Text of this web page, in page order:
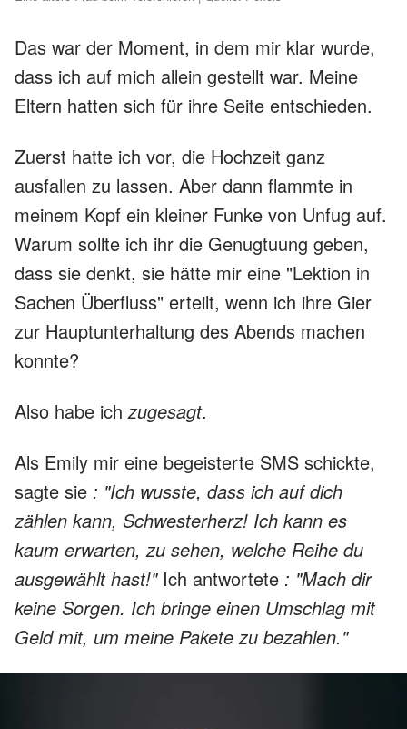
Das war der Moment, in dem mir klar wurde,
dass ich auf mich allein gestellt war. Meine
Eltern hatten sich für ihre Seite entschieden.
Zuerst hatte ich vor, die Hochzeit ganz
ausfallen zu lassen. Aber dann flammte in
meinem Kopf ein kleiner Funke von Unfug auf.
Warum sollte ich ihr die Genugtuung geben,
dass sie denkt, sie hätte mir eine "Lektion in
Sachen Überfluss" erteilt, wenn ich ihre Gier
zur Hauptunterhaltung des Abends machen
konnte?
Also habe ichzugesagt.
Als Emily mir eine begeisterte SMS schickte,
sagte sie : "Ich wusste, dass ich auf dich
zählen kann, Schwesterherz! Ich kann es
kaum erwarten, zu sehen, welche Reihe du
ausgewählt hast!"Ich antwortete : "Mach dir
keine Sorgen. Ich bringe einen Umschlag mit
Geld mit, um meine Pakete zu bezahlen."